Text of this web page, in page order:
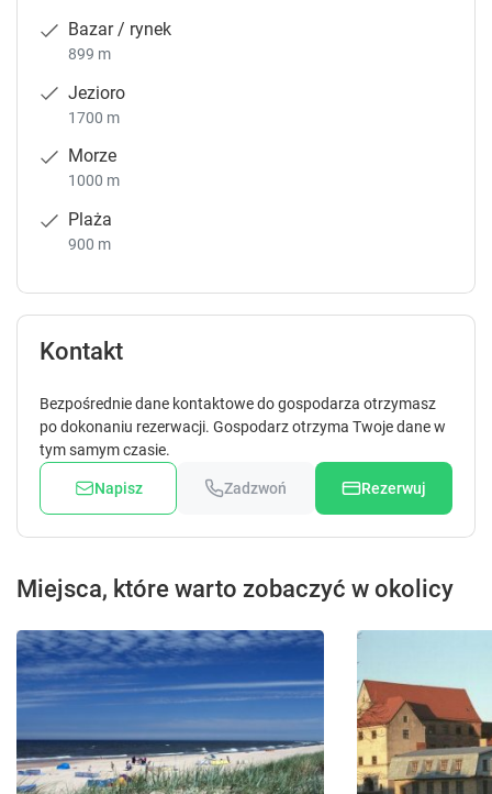
Bazar / rynek
899 m
Jezioro
1700 m
Morze
1000 m
Plaża
900 m
Kontakt
Bezpośrednie dane kontaktowe do gospodarza otrzymasz
po dokonaniu rezerwacji. Gospodarz otrzyma Twoje dane w
tym samym czasie.
Napisz Zadzwoń Rezerwuj
Miejsca, które warto zobaczyć w okolicy